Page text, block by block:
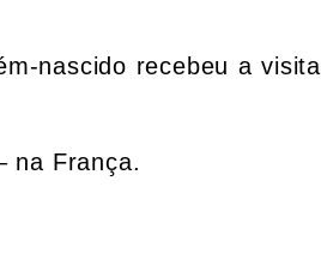
nascido recebeu a visita
na França.